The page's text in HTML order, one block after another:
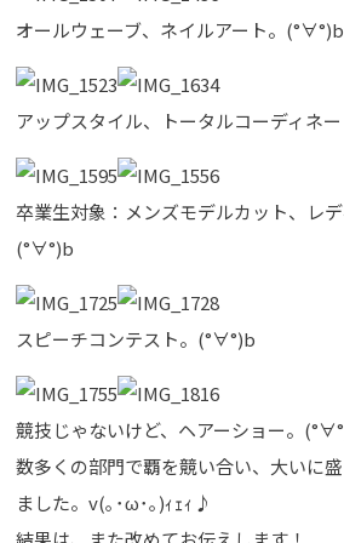
オールウェーブ、ネイルアート。(°∀°)b
アップスタイル、トータルコーディネ
卒業生対象：メンズモデルカット、レデ
(°∀°)b
スピーチコンテスト。(°∀°)b
競技じゃないけど、ヘアーショー。
数多くの部門で覇を競い合い、大いに
ました。v(｡･ω･｡)ｨｪｨ♪